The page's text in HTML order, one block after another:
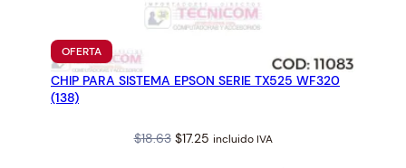
OFERTAPRODUCTO
EN
OFERTA
CHIP PARA SISTEMA EPSON SERIE TX525 WF320
(138)
$18.63 Original
$17.25Current
incluido IVA